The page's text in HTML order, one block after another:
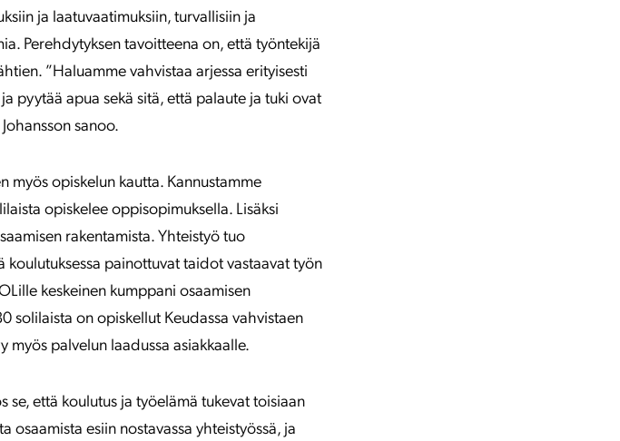
ja laatuvaatimuksiin, turvallisiin ja
Perehdytyksen tavoitteena on, että työntekijä
”Haluamme vahvistaa arjessa erityisesti
pyytää apua sekä sitä, että palaute ja tuki ovat
sanoo.
myös opiskelun kautta. Kannustamme
opiskelee oppisopimuksella. Lisäksi
rakentamista. Yhteistyö tuo
painottuvat taidot vastaavat työn
keskeinen kumppani osaamisen
solilaista on opiskellut Keudassa vahvistaen
myös palvelun laadussa asiakkaalle.
se, että koulutus ja työelämä tukevat toisiaan
osaamista esiin nostavassa yhteistyössä, ja